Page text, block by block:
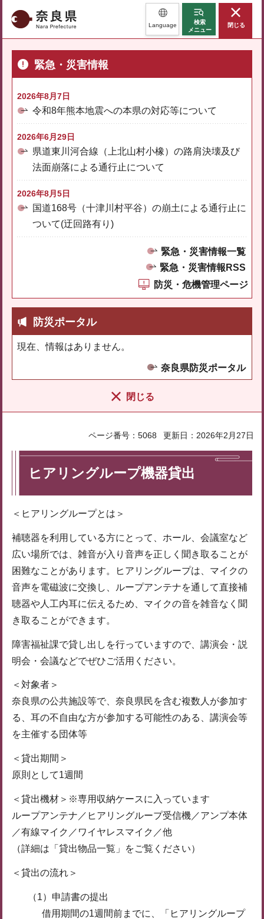
奈良県 Language
検索
メニュー
閉じる
緊急・災害情報
2026年8月7日
令和8年熊本地震への本県の対応等について
2026年6月29日
県道東川河合線（上北山村小橡）の路肩決壊及び
法面崩落による通行止について
2026年8月5日
国道168号（十津川村平谷）の崩土による通行止に
ついて(迂回路有り)
緊急・災害情報一覧
緊急・災害情報RSS
防災・危機管理ページ
防災ポータル
現在、情報はありません。
奈良県防災ポータル
閉じる
ページ番号：5068 更新日：2026年2月27日
ヒアリングループ機器貸出
＜ヒアリングループとは＞
補聴器を利用している方にとって、ホール、会議室など
広い場所では、雑音が入り音声を正しく聞き取ることが
困難なことがあります。ヒアリングループは、マイクの
音声を電磁波に交換し、ループアンテナを通して直接補
聴器や人工内耳に伝えるため、マイクの音を雑音なく聞
き取ることができます。
障害福祉課で貸し出しを行っていますので、講演会・説
明会・会議などでぜひご活用ください。
＜対象者＞
奈良県の公共施設等で、奈良県民を含む複数人が参加す
る、耳の不自由な方が参加する可能性のある、講演会等
を主催する団体等
＜貸出期間＞
原則として1週間
＜貸出機材＞※専用収納ケースに入っています
ループアンテナ／ヒアリングループ受信機／アンプ本体
／有線マイク／ワイヤレスマイク／他
（詳細は「貸出物品一覧」をご覧ください）
＜貸出の流れ＞
（1）申請書の提出
借用期間の1週間前までに、「ヒアリングループ